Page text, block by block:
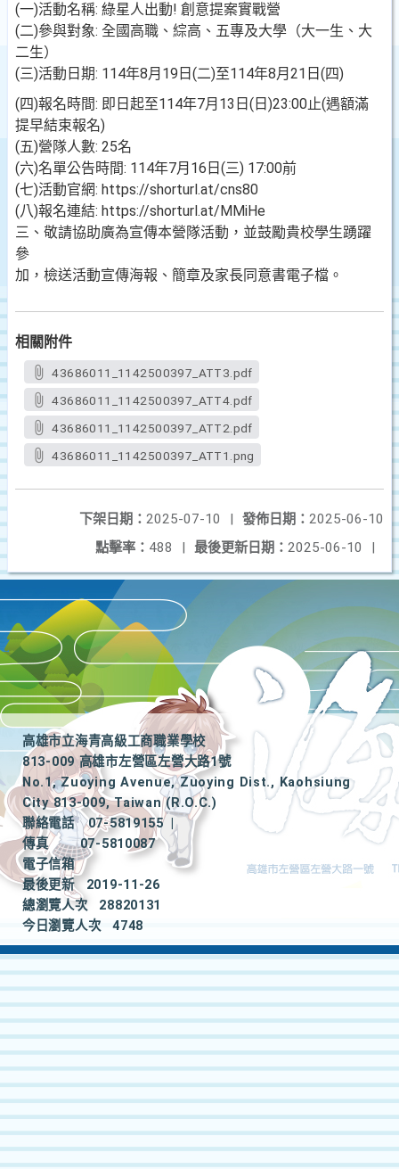
(一)活動名稱: 綠星人出動! 創意提案實戰營
(二)參與對象: 全國高職、綜高、五專及大學（大一生、大
二生）
(三)活動日期: 114年8月19日(二)至114年8月21日(四)
(四)報名時間: 即日起至114年7月13日(日)23:00止(遇額滿
提早結束報名)
(五)營隊人數: 25名
(六)名單公告時間: 114年7月16日(三) 17:00前
(七)活動官網: https://shorturl.at/cns80
(八)報名連結: https://shorturl.at/MMiHe
三、敬請協助廣為宣傳本營隊活動，並鼓勵貴校學生踴躍
參
加，檢送活動宣傳海報、簡章及家長同意書電子檔。
相關附件
43686011_1142500397_ATT3.pdf
43686011_1142500397_ATT4.pdf
43686011_1142500397_ATT2.pdf
43686011_1142500397_ATT1.png
發佈日期： 2025-06-10
下架日期： 2025-07-10
|
最後更新日期： 2025-06-10 |
點擊率： 488 |
高雄市立海青高級工商職業學校
813-009 高雄市左營區左營大路1號
No.1, Zuoying Avenue, Zuoying Dist., Kaohsiung
City 813-009, Taiwan (R.O.C.)
聯絡電話
07-5819155
|
傳真
07-5810087
電子信箱
最後更新
2019-11-26
總瀏覽人次
28820131
今日瀏覽人次
4748